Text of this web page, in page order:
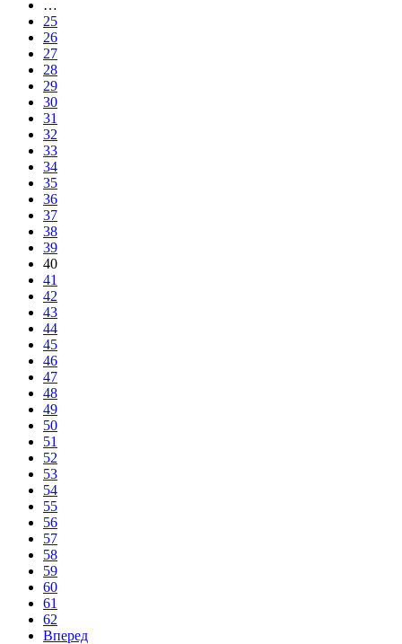
…
25
26
27
28
29
30
31
32
33
34
35
36
37
38
39
40
41
42
43
44
45
46
47
48
49
50
51
52
53
54
55
56
57
58
59
60
61
62
Вперед